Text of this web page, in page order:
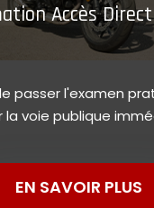
Accès Direct
passer l'examen
la voie publique
EN SAVOIR PLUS